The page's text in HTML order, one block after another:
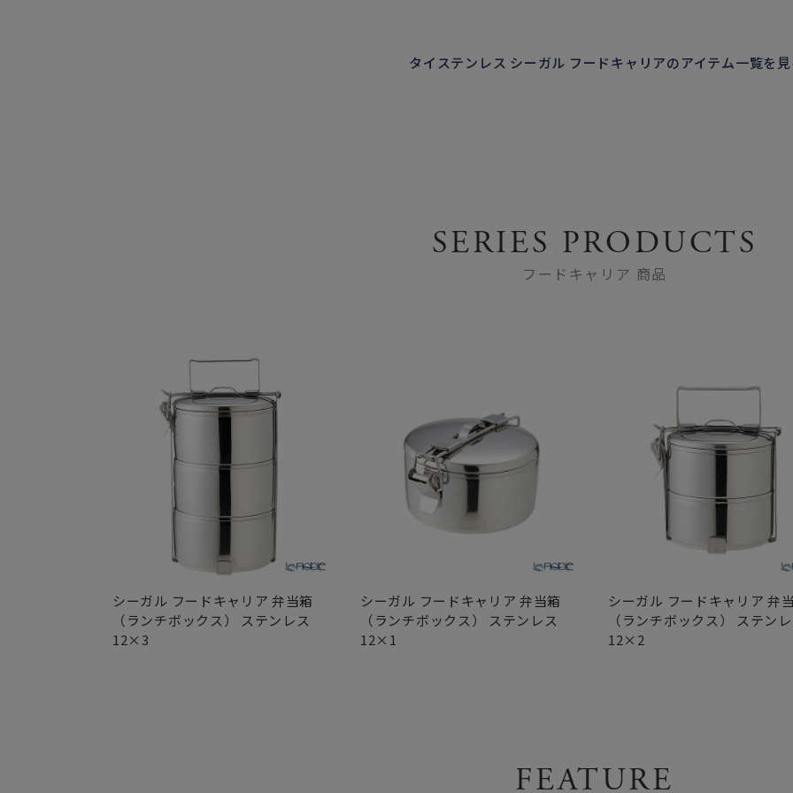
タイステンレス シーガル フードキャリアのアイテム一覧を見
SERIES PRODUCTS
フードキャリア 商品
シーガル フードキャリア 弁当箱
（ランチボックス） ステンレス
12×3
シーガル フードキャリア 弁当箱
（ランチボックス） ステンレス
12×1
シーガル フードキャリア 弁
（ランチボックス） ステン
12×2
FEATURE